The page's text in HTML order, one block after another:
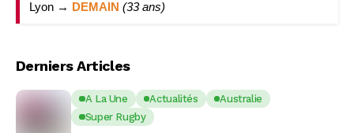
Lyon → DEMAIN (33 ans)
Derniers Articles
A La Une Actualités
Australie
Super Rugby